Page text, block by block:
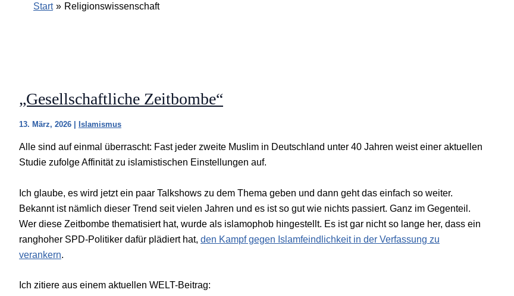
Start Religionswissenschaft
„Gesellschaftliche Zeitbombe“
13. März, 2026 Islamismus
Alle sind auf einmal überrascht: Fast jeder zweite Muslim in Deutschland unter 40 Jahren weist einer aktuellen
Studie zufolge Affinität zu islamistischen Einstellungen auf.
Ich glaube, es wird jetzt ein paar Talkshows zu dem Thema geben und dann geht das einfach so weiter.
Bekannt ist nämlich dieser Trend seit vielen Jahren und es ist so gut wie nichts passiert. Ganz im Gegenteil.
Wer diese Zeitbombe thematisiert hat, wurde als islamophob hingestellt. Es ist gar nicht so lange her, dass ein
ranghoher SPD-Politiker dafür plädiert hat, den Kampf gegen Islamfeindlichkeit in der Verfassung zu
verankern.
Ich zitiere aus einem aktuellen WELT-Beitrag: